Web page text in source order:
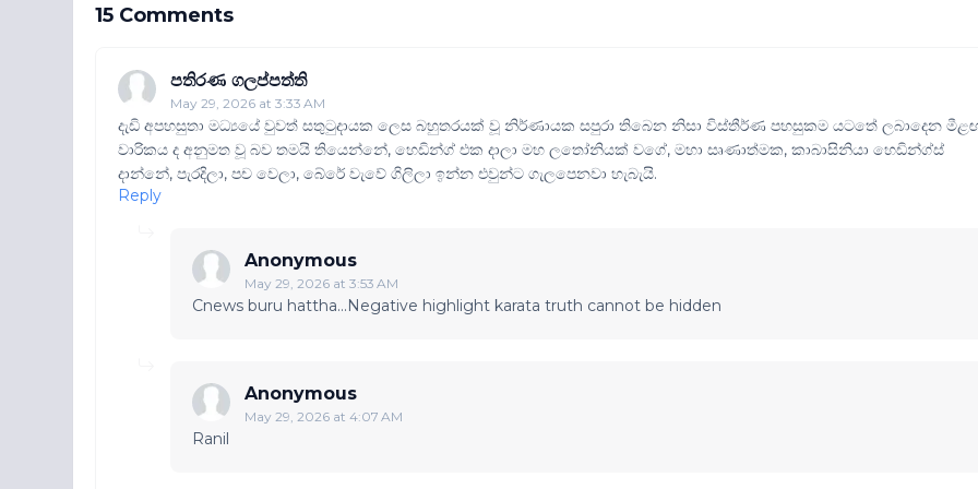
15 Comments
පතිරණ ගලප්පත්ති
May 29, 2026 at 3:33 AM
දැඩි අපහසුතා මධ්‍යයේ වුවත් සතුටුදායක ලෙස බහුතරයක් වූ නිර්ණායක සපුරා තිබෙන නිසා විස්තීර්ණ පහසුකම යටතේ ලබාදෙන
වාරිකය ද අනුමත වූ බව තමයි තියෙන්නේ, හෙඩින්ග් එක දාලා මහ ලතෝනියක් වගේ, මහා සෘණාත්මක, කාබාසිනියා හෙඩින්ග්ස්
දාන්නේ, පැරදිලා, පච වෙලා, බේරේ වැවේ ගිලිලා ඉන්න එවුන්ට ගැලපෙනවා හැබැයි.
Reply
Anonymous
May 29, 2026 at 3:53 AM
Cnews buru hattha...Negative highlight karata truth cannot be hidden
Anonymous
May 29, 2026 at 4:07 AM
Ranil